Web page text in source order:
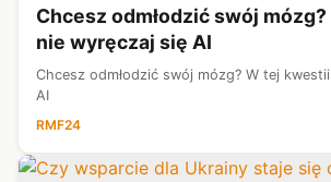
Chcesz odmłodzić swój
nie wyręczaj się AI
Chcesz odmłodzić swój mózg? W tej
AI
RMF24